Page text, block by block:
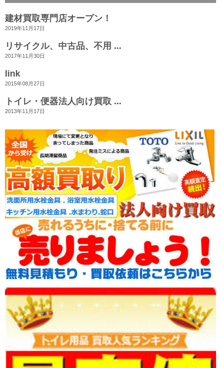
建材買取専門店オープン！
2019年11月17日
リサイクル、中古品、不用 ...
2017年11月30日
link
2015年08月27日
トイレ・便器法人向け買取 ...
2013年11月17日